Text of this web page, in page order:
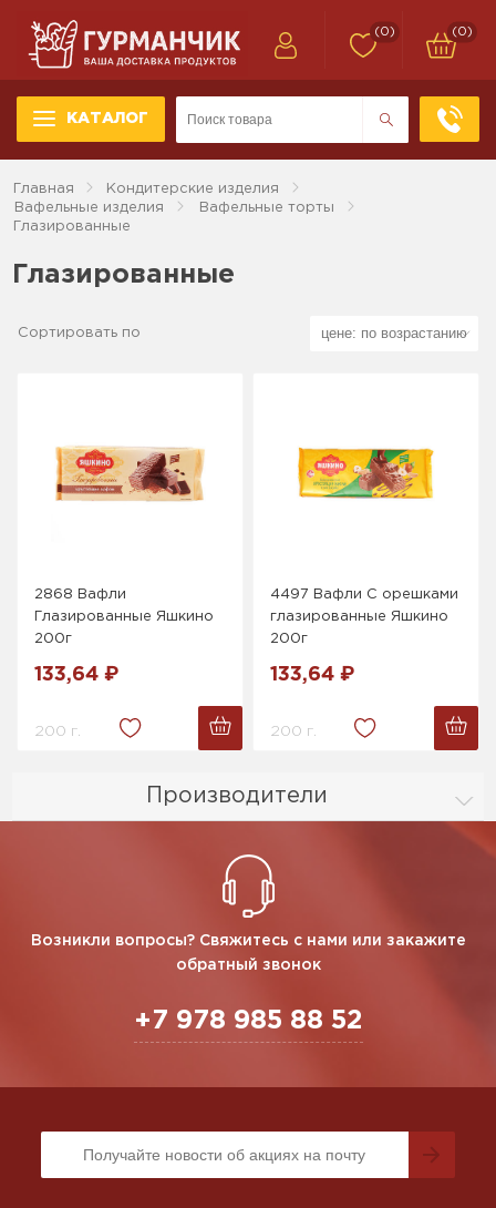
КАТАЛОГ
(0) (0)
Главная
Кондитерские изделия
Вафельные изделия
Вафельные торты
Глазированные
Производители
Глазированные
Сортировать по
2868 Вафли
Глазированные Яшкино
200г
133,64 ₽
200 г.
4497 Вафли С орешками
глазированные Яшкино
200г
133,64 ₽
200 г.
Возникли вопросы? Свяжитесь с нами или закажите
обратный звонок
+7 978 985 88 52